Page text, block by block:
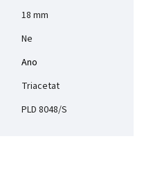
18 mm
Ne
Ano
Triacetat
PLD 8048/S